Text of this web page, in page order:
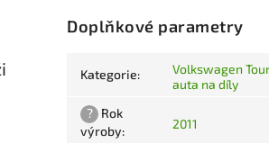
Doplňkové parametry
Kategorie:
Volkswagen
auta na díly
? Rok
výroby: 2011